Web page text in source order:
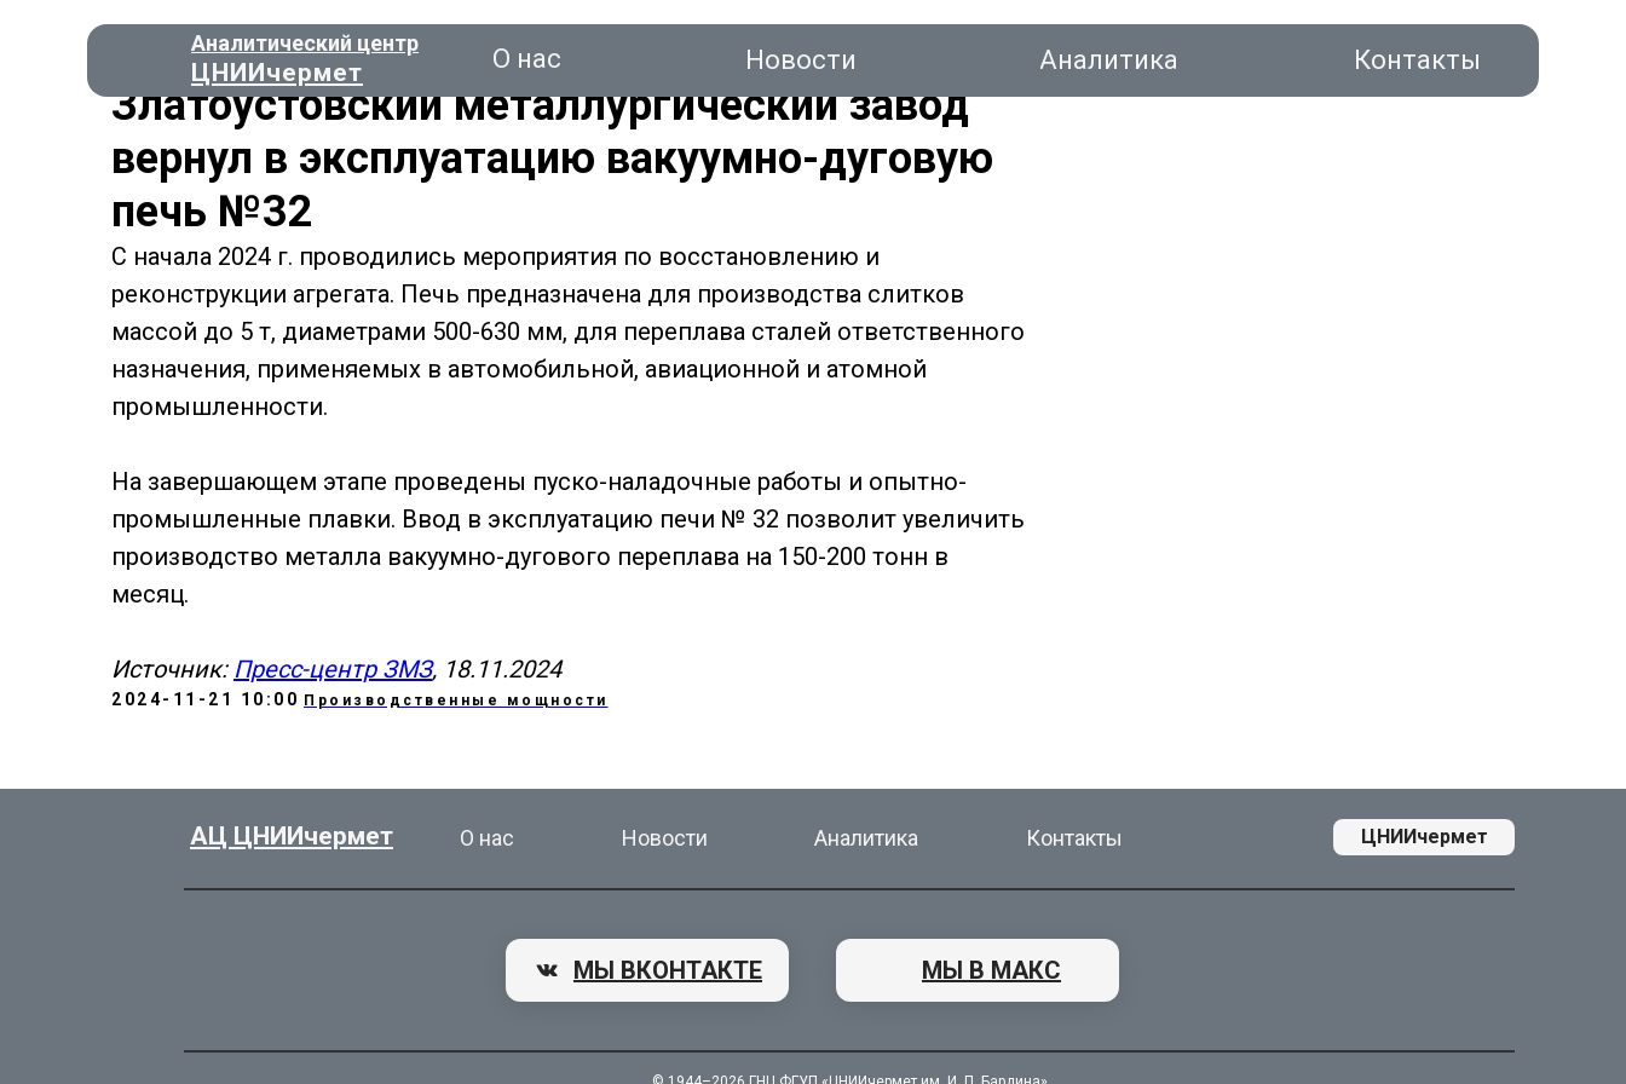
ЦНИИчермет
Аналитический центр
О нас
О нас Контакты
Аналитика
Новости
Златоустовский металлургический завод
вернул в эксплуатацию вакуумно-дуговую
печь №32
С начала 2024 г. проводились мероприятия по восстановлению и
реконструкции агрегата. Печь предназначена для производства слитков
массой до 5 т, диаметрами 500-630 мм, для переплава сталей ответственного
назначения, применяемых в автомобильной, авиационной и атомной
промышленности.
На завершающем этапе проведены пуско-наладочные работы и опытно-
промышленные плавки. Ввод в эксплуатацию печи № 32 позволит увеличить
производство металла вакуумно-дугового переплава на 150-200 тонн в
месяц.
Источник: Пресс-центр ЗМЗ, 18.11.2024
2024-11-21 10:00 Производственные мощности
АЦ ЦНИИчермет
МЫ ВКОНТАКТЕ
О нас
МЫ В МАКС
Контакты
Аналитика
Новости ЦНИИчермет